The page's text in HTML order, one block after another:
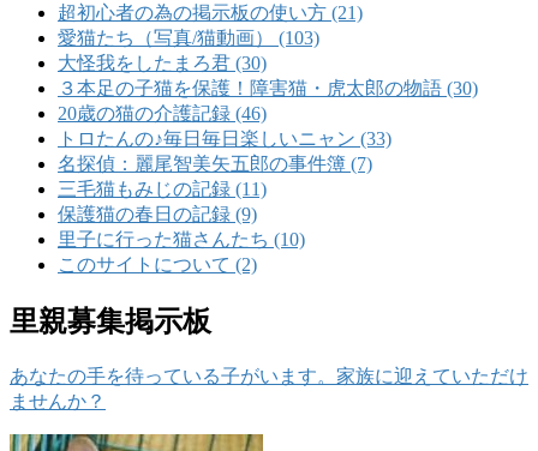
超初心者の為の掲示板の使い方 (21)
愛猫たち（写真/猫動画） (103)
大怪我をしたまろ君 (30)
３本足の子猫を保護！障害猫・虎太郎の物語 (30)
20歳の猫の介護記録 (46)
トロたんの♪毎日毎日楽しいニャン (33)
名探偵：麗尾智美矢五郎の事件簿 (7)
三毛猫もみじの記録 (11)
保護猫の春日の記録 (9)
里子に行った猫さんたち (10)
このサイトについて (2)
里親募集掲示板
あなたの手を待っている子がいます。家族に迎えていただけ
ませんか？